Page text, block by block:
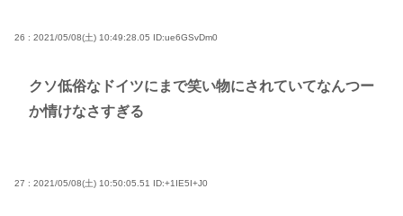
26 : 2021/05/08(土) 10:49:28.05 ID:ue6GSvDm0
クソ低俗なドイツにまで笑い物にされていてなんつー
か情けなさすぎる
27 : 2021/05/08(土) 10:50:05.51 ID:+1IE5I+J0